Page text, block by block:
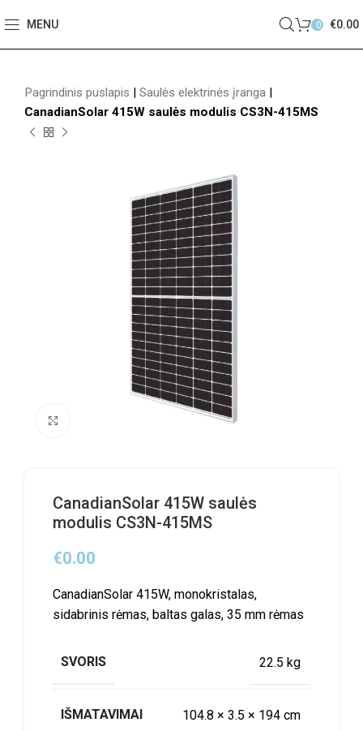
MENU 0 €0.00
Pagrindinis puslapis | Saulės elektrinės įranga |
CanadianSolar 415W saulės modulis CS3N-415MS
CanadianSolar 415W saulės
modulis CS3N-415MS
€0.00
CanadianSolar 415W, monokristalas,
sidabrinis rėmas, baltas galas, 35 mm rėmas
SVORIS 22.5 kg
IŠMATAVIMAI 104.8 × 3.5 × 194 cm